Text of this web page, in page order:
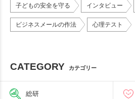
子どもの安全を守る インタビュー
ビジネスメールの作法 心理テスト
CATEGORY カテゴリー
総研